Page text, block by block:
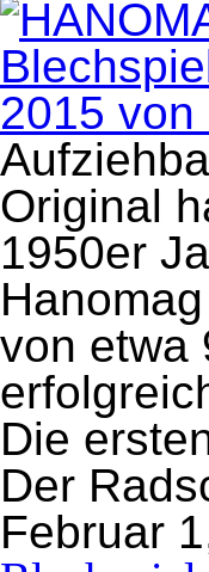
Original
1950er
von etwa
Die
Der
Februar